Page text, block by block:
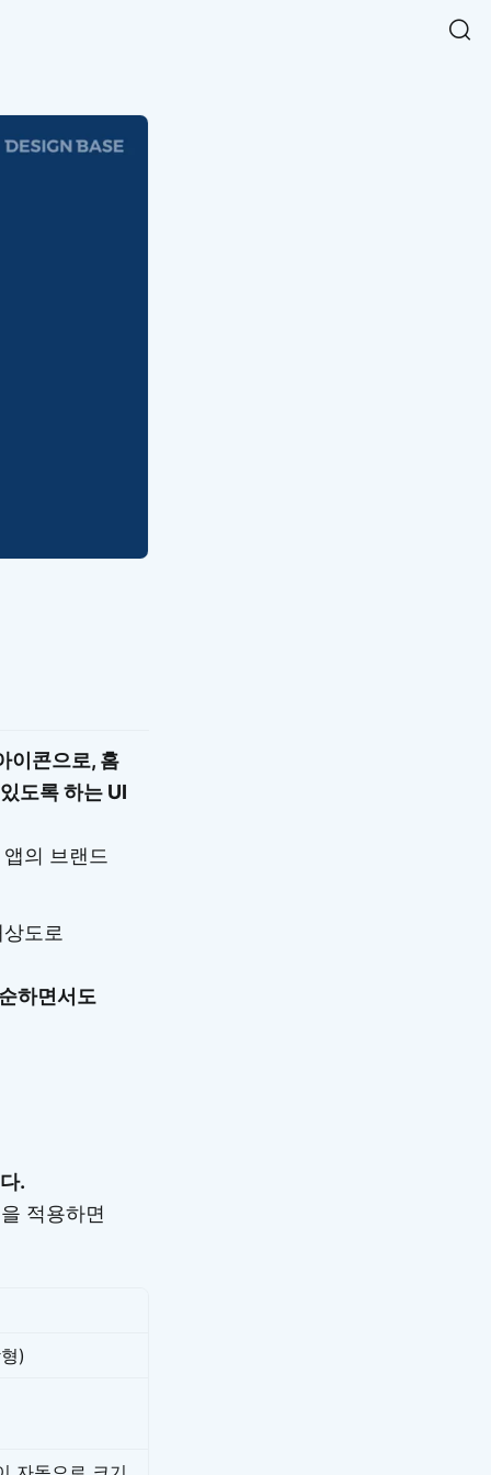
게 확인해보세요.
어보세요.
NEW
다양한 차트를 쉽고 빠르게 만들 수 있는 데이터 시각화 라이브러리
이콘으로, 홈
도록 하는 UI
의 브랜드
도로
하면서도
.
적용하면
)